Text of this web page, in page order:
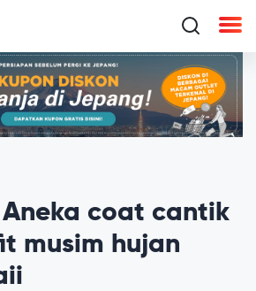
coat cantik
musim hujan